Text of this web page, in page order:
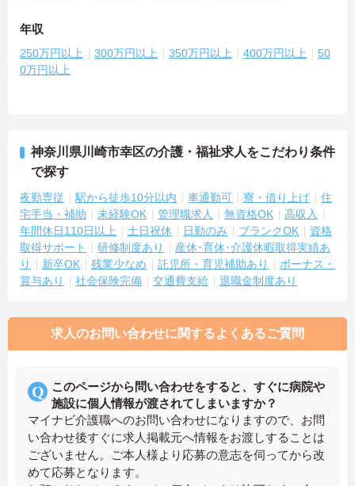
年収
250万円以上 300万円以上 350万円以上 400万円以上
50
0万円以上
神奈川県川崎市幸区の介護・福祉求人をこだわり条件
で探す
夜勤専従 駅から徒歩10分以内 車通勤可 寮・借り上げ
住
宅手当・補助
未経験OK 管理職求人 無資格OK
高収入
年間休日110日以上
土日祝休 日勤のみ ブランクOK
資格
取得サポート
研修制度あり
産休･育休･介護休暇取得実績あ
り
新卒OK 残業少なめ 託児所・育児補助あり
ボーナス・
賞与あり
社会保険完備 交通費支給 退職金制度あり
求人のお問い合わせに関するよくあるご質問
このページから問い合わせをすると、すぐに病院や
施設に個人情報が渡されてしまいますか？
マイナビ介護職へのお問い合わせになりますので、お問
い合わせ後すぐに求人掲載元へ情報をお渡しすることは
ございません。ご本人様より応募の意志を伺ってから改
めて応募となります。